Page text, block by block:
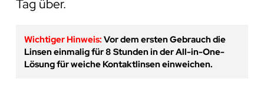
Tag über.
Wichtiger Hinweis:Vor dem ersten Gebrauch die
Linsen einmalig für 8 Stunden in der All-in-One-
Lösung für weiche Kontaktlinsen einweichen.